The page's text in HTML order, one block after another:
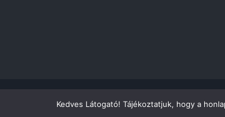
Kedves Látogató! Tájékoztatjuk, hogy a